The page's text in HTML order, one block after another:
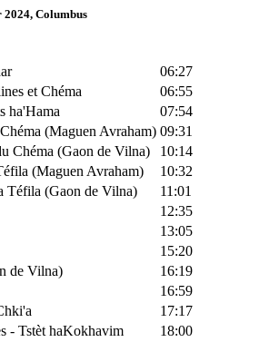
Columbus
06:27
et Chéma
06:55
ha'Hama
07:54
(Maguen Avraham) 09:31
Chéma (Gaon de Vilna)
10:14
(Maguen Avraham)
10:32
Téfila (Gaon de Vilna)
11:01
12:35
13:05
15:20
de Vilna)
16:19
16:59
17:17
- Tstèt haKokhavim
18:00